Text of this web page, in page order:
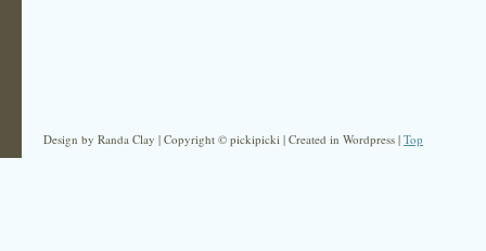
Design by Randa Clay | Copyright © pickipicki | Created in Wordpress | Top